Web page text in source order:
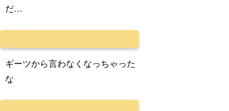
だ…
ギーツから言わなくなっちゃった
な